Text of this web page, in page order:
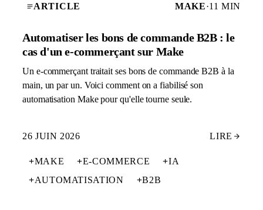
ARTICLE MAKE·11 MIN
Automatiser les bons de commande B2B : le
cas d'un e-commerçant sur Make
Un e-commerçant traitait ses bons de commande B2B à la
main, un par un. Voici comment on a fiabilisé son
automatisation Make pour qu'elle tourne seule.
26 JUIN 2026 LIRE
+MAKE +E-COMMERCE +IA
+AUTOMATISATION +B2B